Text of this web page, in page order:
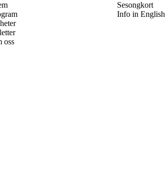
oss
Sesongkort
Info in English